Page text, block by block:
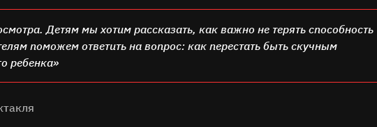
Детям мы хотим рассказать, как важно не терять способность
поможем ответить на вопрос: как перестать быть скучным
ребенка»